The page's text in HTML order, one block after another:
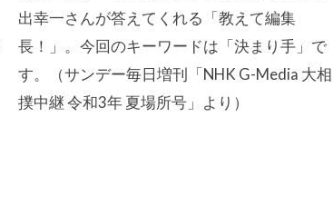
出幸一さんが答えてくれる「教えて編集
長！」。今回のキーワードは「決まり手」で
す。（サンデー毎日増刊「NHK G-Media 大相
撲中継 令和3年 夏場所号」より）